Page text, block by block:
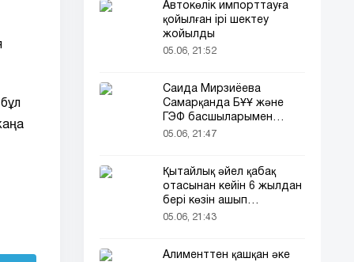
Автокөлік импорттауға
қойылған ірі шектеу
жойылды
05.06, 21:52
Саида Мирзиёева
Самарқанда БҰҰ және
ГЭФ басшыларымен
кездесті (фото)
05.06, 21:47
Қытайлық әйел қабақ
отасынан кейін 6 жылдан
бері көзін ашып
ұйықтайды
05.06, 21:43
Алименттен қашқан әке